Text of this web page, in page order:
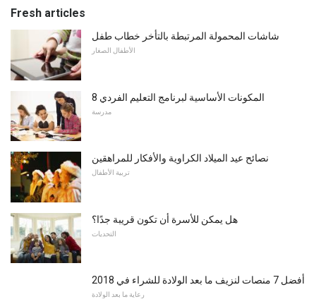
Fresh articles
شاشات المحمولة المرتبطة بالتأخر خطاب طفل
الأطفال الصغار
8 المكونات الأساسية لبرنامج التعليم الفردي
مدرسة
نصائح عيد الميلاد الكراوية والأفكار للمراهقين
تربية الأطفال
هل يمكن للأسرة أن تكون قريبة جدًا؟
التحديات
أفضل 7 منصات لنزيف ما بعد الولادة للشراء في 2018
رعاية ما بعد الولادة